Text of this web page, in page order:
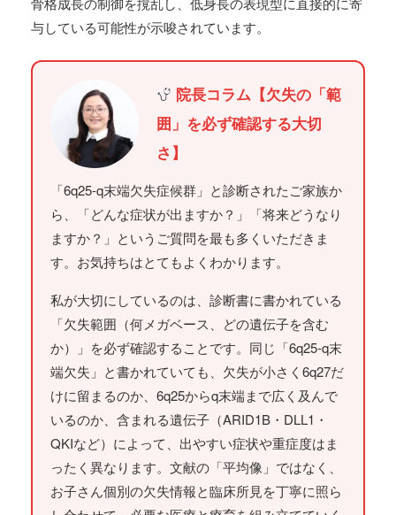
与している可能性が示唆されています。
院長コラム【欠失の「範
囲」を必ず確認する大切
さ】
「6q25-q末端欠失症候群」と診断されたご家族か
ら、「どんな症状が出ますか？」「将来どうなり
ますか？」というご質問を最も多くいただきま
す。お気持ちはとてもよくわかります。
私が大切にしているのは、診断書に書かれている
「欠失範囲（何メガベース、どの遺伝子を含む
か）」を必ず確認することです。同じ「6q25-q末
端欠失」と書かれていても、欠失が小さく6q27だ
けに留まるのか、6q25からq末端まで広く及んで
いるのか、含まれる遺伝子（ARID1B・DLL1・
QKIなど）によって、出やすい症状や重症度はま
ったく異なります。文献の「平均像」ではなく、
お子さん個別の欠失情報と臨床所見を丁寧に照ら